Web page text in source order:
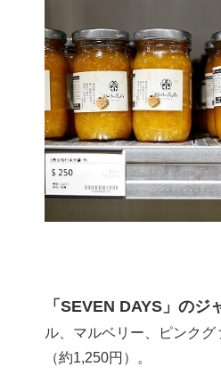
「SEVEN DAYS」のジ
ル、マルベリー、ピンク
（約1,250円）。